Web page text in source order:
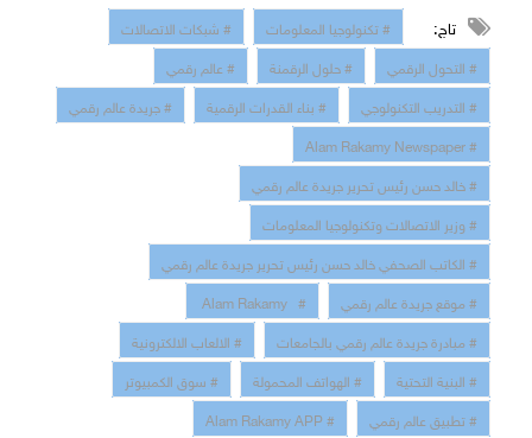
تاج: # تكنولوجيا المعلومات
# شبكات الاتصالات
# التحول الرقمي
# حلول الرقمنة
# عالم رقمي
# التدريب التكنولوجي
# بناء القدرات الرقمية
# جريدة عالم رقمي
# Alam Rakamy Newspaper
# خالد حسن رئيس تحرير جريدة عالم رقمي
# وزير الاتصالات وتكنولوجيا المعلومات
# الكاتب الصحفي خالد حسن رئيس تحرير جريدة عالم رقمي
# موقع جريدة عالم رقمي
# Alam Rakamy
# مبادرة جريدة عالم رقمي بالجامعات
# الالعاب الالكترونية
# البنية التحتية
# الهواتف المحمولة
# سوق الكمبيوتر
# تطبيق عالم رقمي
# Alam Rakamy APP